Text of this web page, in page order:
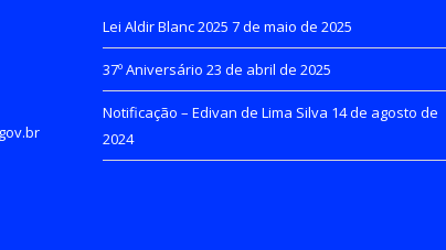
Lei Aldir Blanc 2025 7 de maio de 2025
37º Aniversário 23 de abril de 2025
Notificação – Edivan de Lima Silva 14 de agosto de
2024